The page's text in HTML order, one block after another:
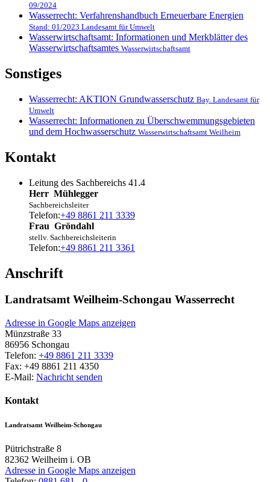
09/2024
Wasserrecht: Verfahrenshandbuch Erneuerbare Energien
Stand: 01/2023 Landesamt für Umwelt
Wasserwirtschaftsamt: Informationen und Merkblätter des
Wasserwirtschaftsamtes Wasserwirtschaftsamt
Sonstiges
Wasserrecht: AKTION Grundwasserschutz Bay. Landesamt für
Umwelt
Wasserrecht: Informationen zu Überschwemmungsgebieten
und dem Hochwasserschutz Wasserwirtschaftsamt Weilheim
Kontakt
Leitung des Sachbereichs 41.4
Herr Mühlegger
Sachbereichsleiter
Telefon:+49 8861 211 3339
Frau Gröndahl
stellv. Sachbereichsleiterin
Telefon:+49 8861 211 3361
Anschrift
Landratsamt Weilheim-Schongau Wasserrecht
Adresse in Google Maps anzeigen
Münzstraße 33
86956 Schongau
Telefon: +49 8861 211 3339
Fax: +49 8861 211 4350
E-Mail: Nachricht senden
Kontakt
Landratsamt Weilheim-Schongau
Pütrichstraße 8
82362 Weilheim i. OB
Adresse in Google Maps anzeigen